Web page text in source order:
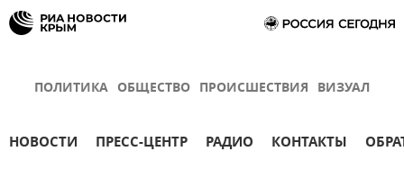
ПОЛИТИКА ОБЩЕСТВО ПРОИСШЕСТВИЯ ВИЗУАЛ
НОВОСТИ ПРЕСС-ЦЕНТР РАДИО КОНТАКТЫ